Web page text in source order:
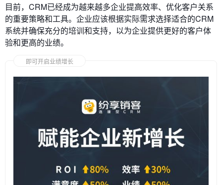
目前，CRM已经成为越来越多企业提高效率、优化客户关系
的重要策略和工具。企业应该根据实际需求选择适合的CRM
系统并确保充分的培训和支持，以为企业提供更好的客户体
验和更高的业绩。
即可开启业绩增长